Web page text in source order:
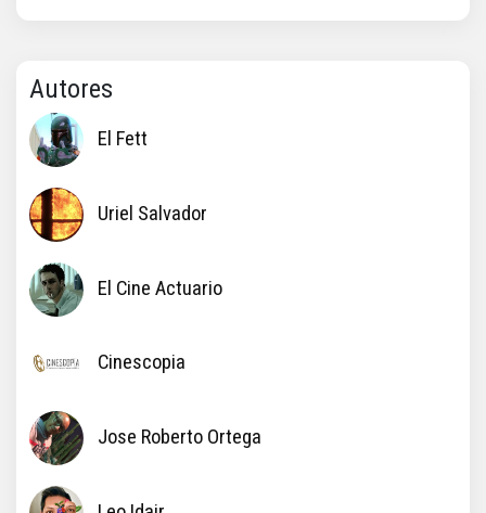
Autores
El Fett
Uriel Salvador
El Cine Actuario
Cinescopia
Jose Roberto Ortega